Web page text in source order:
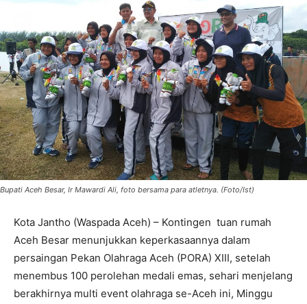
Bupati Aceh Besar, Ir Mawardi Ali, foto bersama para atletnya. (Foto/Ist)
Kota Jantho (Waspada Aceh) – Kontingen tuan rumah
Aceh Besar menunjukkan keperkasaannya dalam
persaingan Pekan Olahraga Aceh (PORA) XIII, setelah
menembus 100 perolehan medali emas, sehari menjelang
berakhirnya multi event olahraga se-Aceh ini, Minggu